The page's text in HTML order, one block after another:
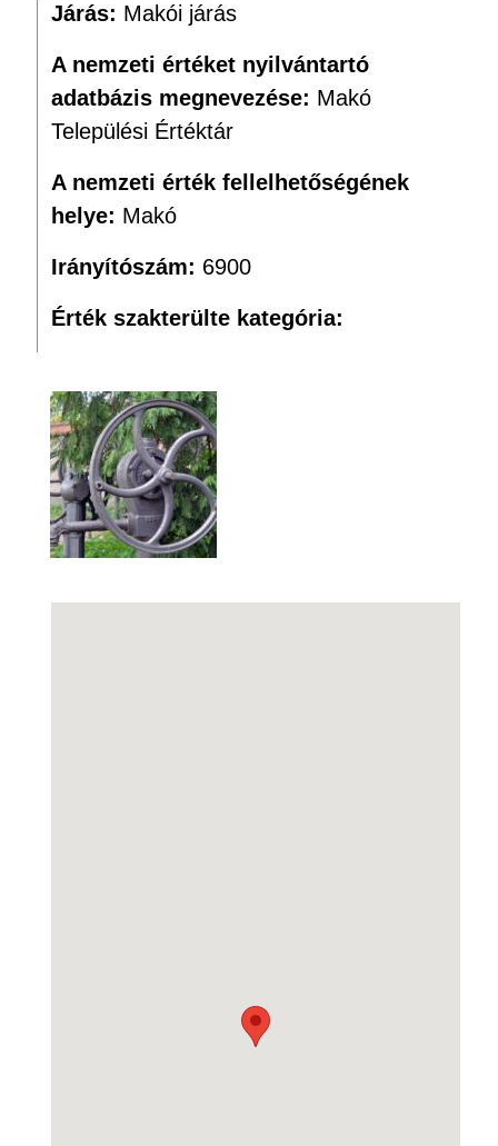
Járás: Makói járás
A nemzeti értéket nyilvántartó
adatbázis megnevezése: Makó
Települési Értéktár
A nemzeti érték fellelhetőségének
helye: Makó
Irányítószám: 6900
Érték szakterülte kategória: